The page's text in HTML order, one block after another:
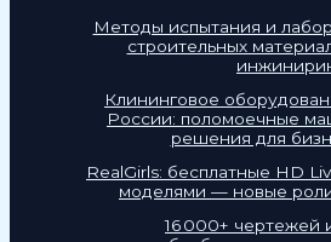
Методы испытания и
строительных
Клининговое
России: поломоечные
решения для
RealGirls: бесплатные HD
моделями — новые
16 000+ чертежей